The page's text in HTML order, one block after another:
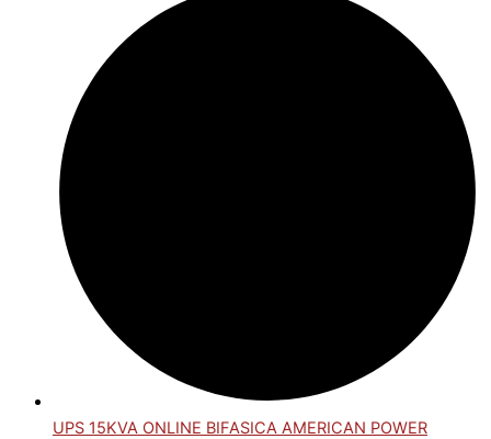
UPS 15KVA ONLINE BIFASICA AMERICAN POWER